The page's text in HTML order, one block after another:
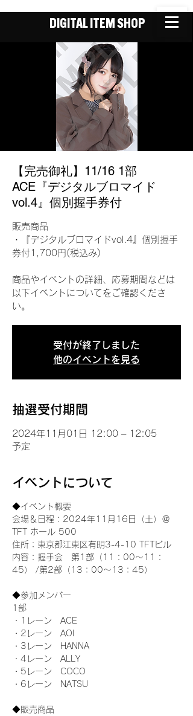
DIGITAL ITEM SHOP
【完売御礼】11/16 1部
ACE『デジタルブロマイド
vol.4』個別握手券付
販売商品
・『デジタルブロマイドvol.4』個別握手
券付1,700円(税込み)
商品やイベントの詳細、応募期間などは
以下イベントについてをご確認くださ
い。
受付が終了しました
他のイベントを見る
抽選受付期間
2024年11月01日 12:00 – 12:05
予定
イベントについて
◆イベント概要
会場＆日程：2024年11月16日（土）＠
TFT ホール 500
住所：東京都江東区有明3-4-10 TFTビル
内容：握手会　第1部（11：00～11：
45） /第2部（13：00～13：45）
◆参加メンバー
1部
・1レーン　ACE
・2レーン　AOI
・3レーン　HANNA
・4レーン　ALLY
・5レーン　COCO
・6レーン　NATSU
◆販売商品